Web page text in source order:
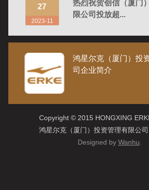
27
2023-11
热烈祝贺创信（厦门
限公司投放超...
鸿星尔克（厦门）投
司企业简介
Copyright © 2015 HONGXING
鸿星尔克（厦门）投资管理有限公司
Designed by Wanhu